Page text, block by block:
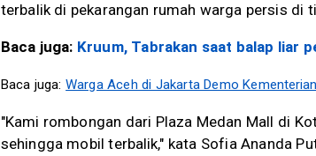
terbalik di pekarangan rumah warga persis di
Baca juga: Kruum, Tabrakan saat balap liar
Baca juga: Warga Aceh di Jakarta Demo
"Kami rombongan dari Plaza Medan Mall di
sehingga mobil terbalik," kata Sofia Ananda